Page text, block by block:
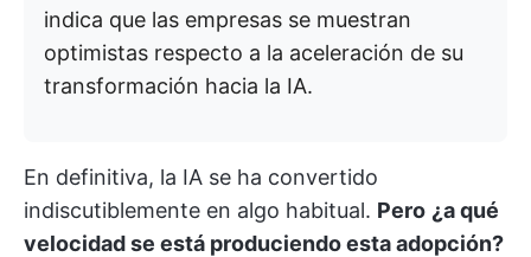
indica que las empresas se muestran
optimistas respecto a la aceleración de su
transformación hacia la IA.
En definitiva, la IA se ha convertido
indiscutiblemente en algo habitual. Pero ¿a qué
velocidad se está produciendo esta adopción?